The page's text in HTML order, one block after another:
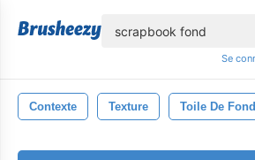
Se
Contexte Texture Toile De Fond